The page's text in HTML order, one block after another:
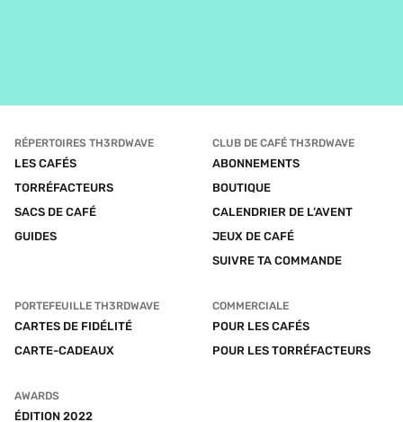
RÉPERTOIRES TH3RDWAVE
LES CAFÉS
TORRÉFACTEURS
SACS DE CAFÉ
GUIDES
CLUB DE CAFÉ TH3RDWAVE
ABONNEMENTS
BOUTIQUE
CALENDRIER DE L’AVENT
JEUX DE CAFÉ
SUIVRE TA COMMANDE
PORTEFEUILLE TH3RDWAVE
CARTES DE FIDÉLITÉ
CARTE-CADEAUX
COMMERCIALE
POUR LES CAFÉS
POUR LES TORRÉFACTEURS
AWARDS
ÉDITION 2022